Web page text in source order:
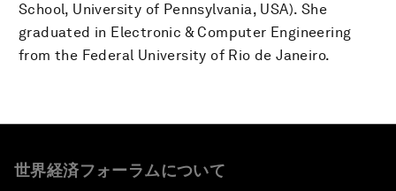
School, University of Pennsylvania, USA). She
graduated in Electronic & Computer Engineering
from the Federal University of Rio de Janeiro.
世界経済フォーラムについて